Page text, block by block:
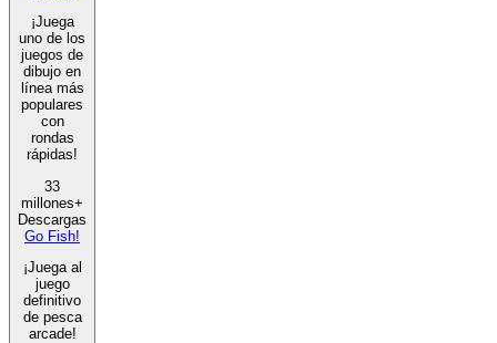
¡Juega
uno de los
juegos de
dibujo en
línea más
populares
con
rondas
rápidas!
33
millones+
Descargas
Go Fish!
¡Juega al
juego
definitivo
de pesca
arcade!